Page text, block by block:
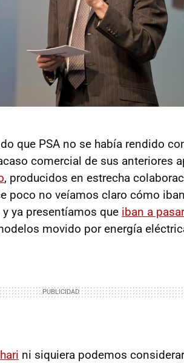
que PSA no se había rendido
comercial de sus anteriores
, producidos en estrecha
poco no veíamos claro cómo
ya presentíamos que iban a
movido por energía
ni siquiera podemos